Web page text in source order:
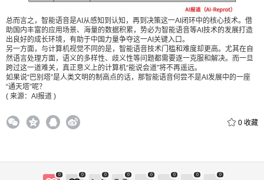
总而言之，智能语音是AI从感知到认知，再到决策这一AI闭环中的核心技术。借
助国内丰富的应用场景、海量的数据积累，势必为智能语音等AI技术的发展打造
出良好的成长环境，有助于中国力量争夺这一AI关键入口。
另一方面，与计算机视觉不同的是，智能语音技术门槛和难度却更高。尤其在自
然语言处理方面，语义的多样性、歧义性等问题都需要逐一克服和解决。而一旦
跨过这一道难关，真正意义上的计算机“能说会道”将不再遥远。
如果说“巴别塔”是人类文明的制高点的话，那智能语音何尝不是AI发展中的一座
“通天塔”呢？
( 来源：AI报道 )
0 收藏
0 0 0 0 0 0 0 0